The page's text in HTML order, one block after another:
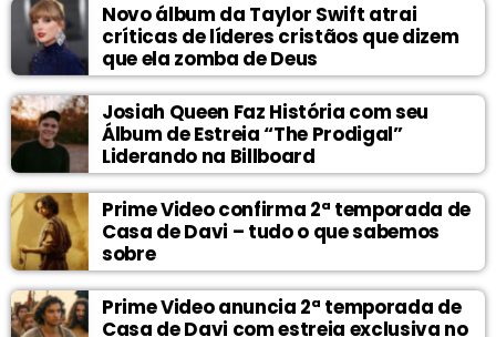
Novo álbum da Taylor Swift atrai
críticas de líderes cristãos que dizem
que ela zomba de Deus
Josiah Queen Faz História com seu
Álbum de Estreia “The Prodigal”
Liderando na Billboard
Prime Video confirma 2ª temporada de
Casa de Davi – tudo o que sabemos
sobre
Prime Video anuncia 2ª temporada de
Casa de Davi com estreia exclusiva no